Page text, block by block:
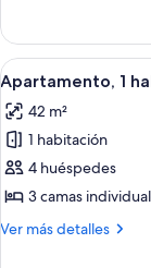
(3
Adults)
1
habitación,
balcón
Adults)
Abrir
todas
las
fotos
de
Apartamento,
1
7
Apartamento, 1
42 m²
1 habitación
4 huéspedes
3 camas
Ver más detalles
Más